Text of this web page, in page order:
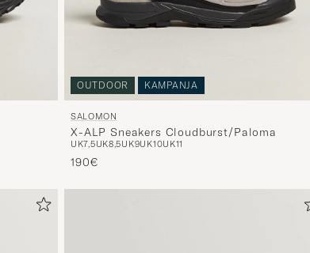
OUTDOOR KAMPANJA
SALOMON
X-ALP Sneakers Cloudburst/Paloma
UK7,5UK8,5UK9UK10UK11
190€